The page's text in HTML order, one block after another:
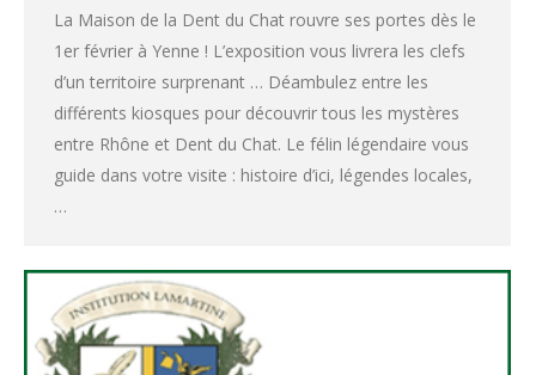
La Maison de la Dent du Chat rouvre ses portes dès le
1er février à Yenne ! L’exposition vous livrera les clefs
d’un territoire surprenant … Déambulez entre les
différents kiosques pour découvrir tous les mystères
entre Rhône et Dent du Chat. Le félin légendaire vous
guide dans votre visite : histoire d’ici, légendes locales,
…